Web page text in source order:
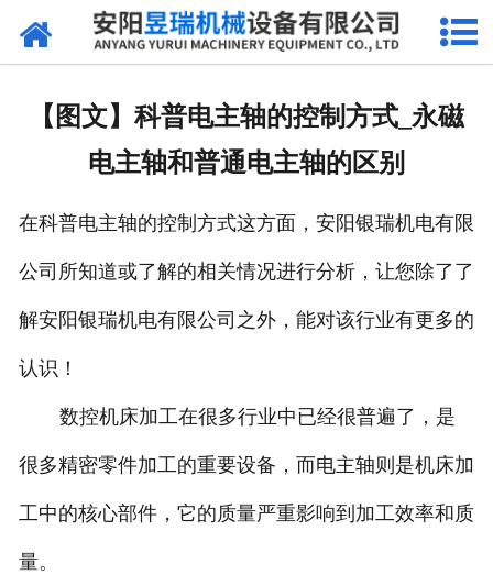
网站首页
联系我们
【图文】科普电主轴的控制方式_永磁
电主轴和普通电主轴的区别
在科普电主轴的控制方式这方面，安阳银瑞机电有限
公司所知道或了解的相关情况进行分析，让您除了了
解安阳银瑞机电有限公司之外，能对该行业有更多的
认识！
数控机床加工在很多行业中已经很普遍了，是
很多精密零件加工的重要设备，而电主轴则是机床加
工中的核心部件，它的质量严重影响到加工效率和质
量。